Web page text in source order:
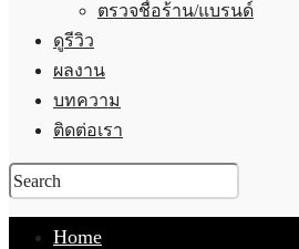
ตรวจชื่อร้าน/แบรนด์
ดูรีวิว
ผลงาน
บทความ
ติดต่อเรา
Home